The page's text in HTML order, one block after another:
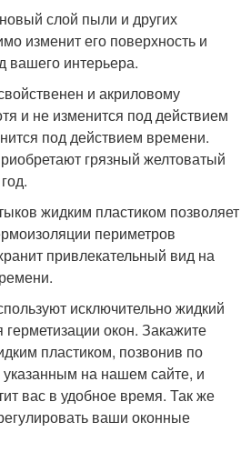
слой пыли и других
изменит его поверхность и
вашего интерьера.
и акриловому
и не изменится под действием
под действием времени.
грязный желтоватый
жидким пластиком позволяет
периметров
привлекательный вид на
исключительно жидкий
герметизации окон. Закажите
пластиком, позвонив по
на нашем сайте, и
вас в удобное время. Так же
ваши оконные